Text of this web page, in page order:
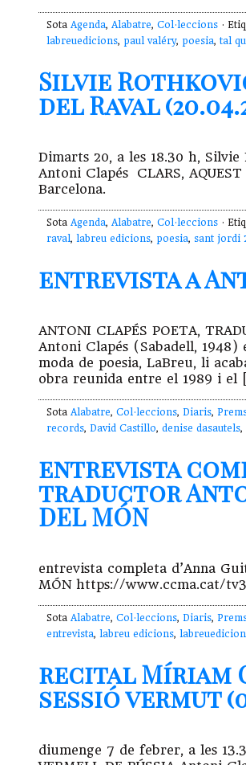
Sota Agenda, Alabatre, Col·leccions ·
labreuedicions, paul valéry, poesia, tal
Silvie
del Raval
Dimarts 20, a les 18.30 h,
Antoni Clapés CLARS,
Barcelona.
Sota Agenda, Alabatre, Col·leccions ·
raval, labreu edicions, poesia, sant jordi
entrevista a
ANTONI CLAPÉS POETA,
Antoni Clapés (Sabadell,
moda de poesia, LaBreu, li
obra reunida entre el 1989 i el
Sota Alabatre, Col·leccions, Diaris,
records, David Castillo, denise dasautels,
entrevista
traductor
DEL MÓN
entrevista completa d’Anna
MÓN https://www.ccma.cat/
Sota Alabatre, Col·leccions, Diaris,
entrevista, labreu edicions,
recital Míriam
sessió vermut
diumenge 7 de febrer, a les